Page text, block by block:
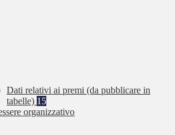
Dati relativi ai premi (da pubblicare in
tabelle) 15
organizzativo